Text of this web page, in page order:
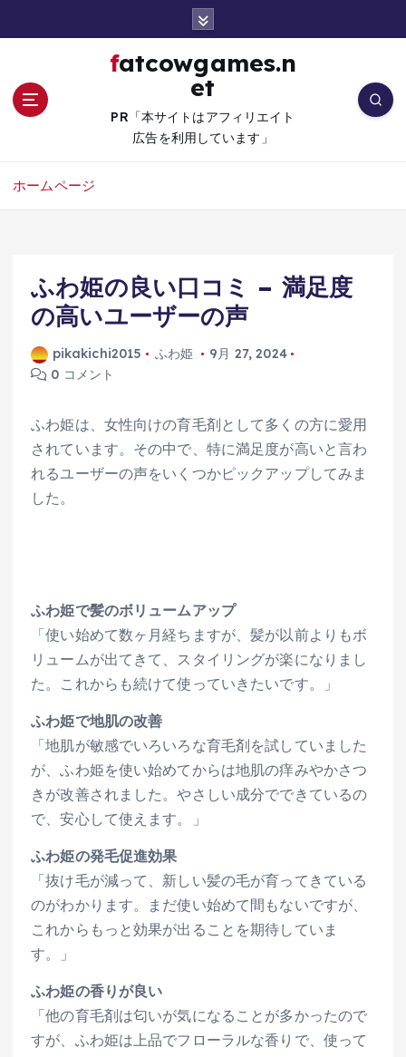
fatcowgames.n
et
PR「本サイトはアフィリエイト
広告を利用しています」
ホームページ
ふわ姫の良い口コミ – 満足度
の高いユーザーの声
pikakichi2015 ふわ姫
9月 27, 2024
0 コメント
ふわ姫は、女性向けの育毛剤として多くの方に愛用
されています。その中で、特に満足度が高いと言わ
れるユーザーの声をいくつかピックアップしてみま
した。
ふわ姫で髪のボリュームアップ
「使い始めて数ヶ月経ちますが、髪が以前よりもボ
リュームが出てきて、スタイリングが楽になりまし
た。これからも続けて使っていきたいです。」
ふわ姫で地肌の改善
「地肌が敏感でいろいろな育毛剤を試していました
が、ふわ姫を使い始めてからは地肌の痒みやかさつ
きが改善されました。やさしい成分でできているの
で、安心して使えます。」
ふわ姫の発毛促進効果
「抜け毛が減って、新しい髪の毛が育ってきている
のがわかります。まだ使い始めて間もないですが、
これからもっと効果が出ることを期待していま
す。」
ふわ姫の香りが良い
「他の育毛剤は匂いが気になることが多かったので
すが、ふわ姫は上品でフローラルな香りで、使って